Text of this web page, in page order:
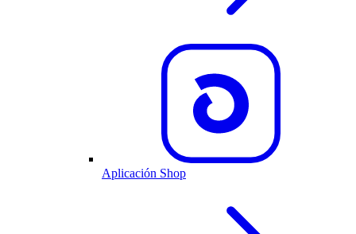
Aplicación Shop